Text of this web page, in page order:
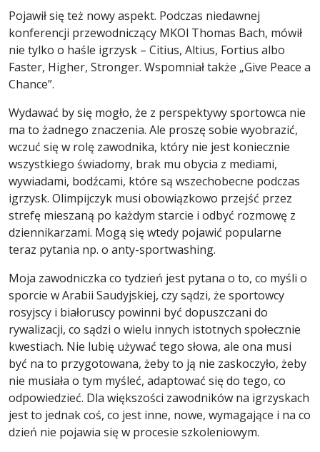
Pojawił się też nowy aspekt. Podczas niedawnej
konferencji przewodniczący MKOl Thomas Bach, mówił
nie tylko o haśle igrzysk – Citius, Altius, Fortius albo
Faster, Higher, Stronger. Wspomniał także „Give Peace a
Chance”.
Wydawać by się mogło, że z perspektywy sportowca nie
ma to żadnego znaczenia. Ale proszę sobie wyobrazić,
wczuć się w rolę zawodnika, który nie jest koniecznie
wszystkiego świadomy, brak mu obycia z mediami,
wywiadami, bodźcami, które są wszechobecne podczas
igrzysk. Olimpijczyk musi obowiązkowo przejść przez
strefę mieszaną po każdym starcie i odbyć rozmowę z
dziennikarzami. Mogą się wtedy pojawić popularne
teraz pytania np. o anty-sportwashing.
Moja zawodniczka co tydzień jest pytana o to, co myśli o
sporcie w Arabii Saudyjskiej, czy sądzi, że sportowcy
rosyjscy i białoruscy powinni być dopuszczani do
rywalizacji, co sądzi o wielu innych istotnych społecznie
kwestiach. Nie lubię używać tego słowa, ale ona musi
być na to przygotowana, żeby to ją nie zaskoczyło, żeby
nie musiała o tym myśleć, adaptować się do tego, co
odpowiedzieć. Dla większości zawodników na igrzyskach
jest to jednak coś, co jest inne, nowe, wymagające i na co
dzień nie pojawia się w procesie szkoleniowym.